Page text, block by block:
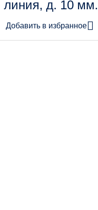
заказа:
линия, д. 10
Добавить в избранное